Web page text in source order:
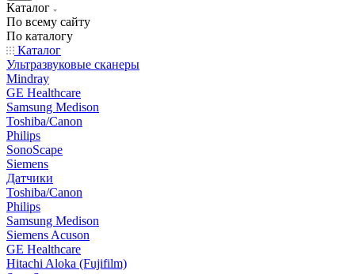
Каталог
По всему сайту
По каталогу
Каталог
Ультразвуковые сканеры
Mindray
GE Healthcare
Samsung Medison
Toshiba/Canon
Philips
SonoScape
Siemens
Датчики
Toshiba/Canon
Philips
Samsung Medison
Siemens Acuson
GE Healthcare
Hitachi Aloka (Fujifilm)